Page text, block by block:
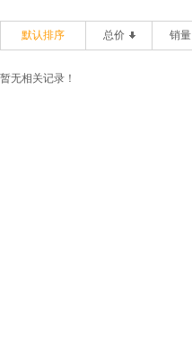
默认排序 总价 销量
暂无相关记录！